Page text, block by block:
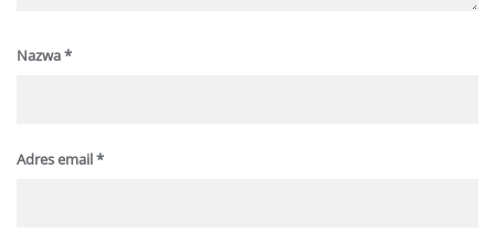
Nazwa*
Adres email*